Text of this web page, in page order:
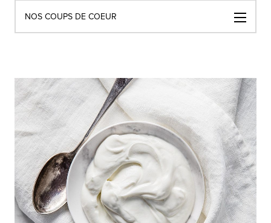
catégories
NOS COUPS DE COEUR